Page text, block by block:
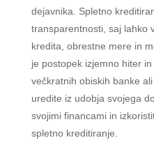
dejavnika. Spletno
transparentnosti, saj lahko
kredita, obrestne mere in
je postopek izjemno hiter
večkratnih obiskih banke
uredite iz udobja svojega
svojimi financami in
spletno kreditiranje.